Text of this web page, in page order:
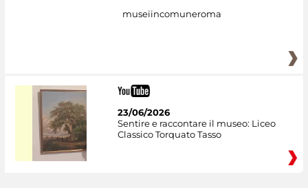
museiincomuneroma
23/06/2026
Sentire e raccontare il museo: Liceo
Classico Torquato Tasso